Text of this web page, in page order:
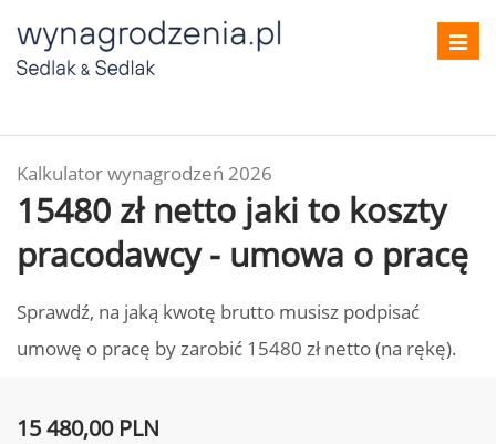
Kalkulator wynagrodzeń 2026
15480 zł netto jaki to koszty
pracodawcy - umowa o pracę
Sprawdź, na jaką kwotę brutto musisz podpisać
umowę o pracę by zarobić 15480 zł netto (na rękę).
15 480,00 PLN